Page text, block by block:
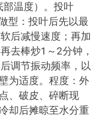
温度）。投叶
型：投叶后先以最
后减慢速度；再加
去棒炒1～2分钟，
调节振动频率，以
为适度。程度：外
、破皮、碎断现
却后摊晾至水分重